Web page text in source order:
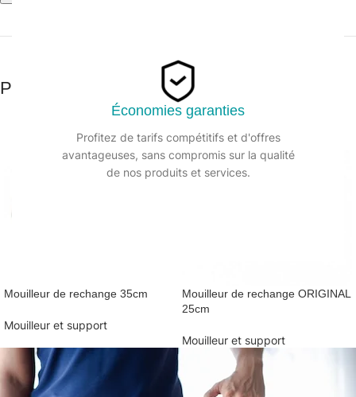
Économies garanties
Profitez de tarifs compétitifs et d'offres
avantageuses, sans compromis sur la qualité
de nos produits et services.
Produits similaires
Mouilleur de rechange 35cm
Mouilleur et support
Mouilleur de rechange ORIGINAL
25cm
Mouilleur et support